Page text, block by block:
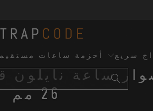
أحزمة ساعات سريع
ساعة نايلون
26 مم